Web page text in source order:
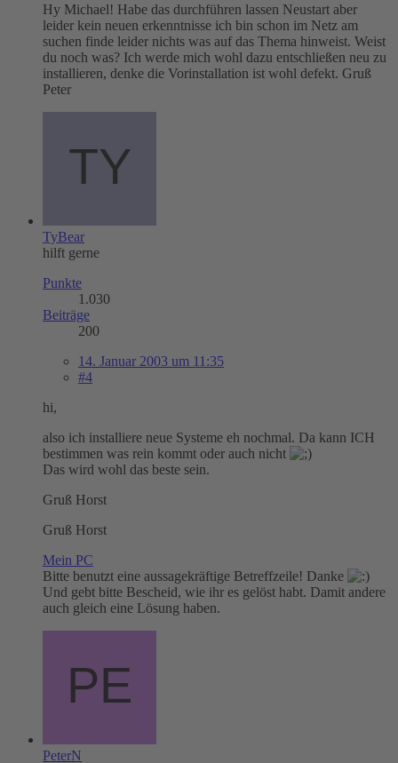
Hy Michael! Habe das durchführen lassen Neustart aber
leider kein neuen erkenntnisse ich bin schon im Netz am
suchen finde leider nichts was auf das Thema hinweist. Weist
du noch was? Ich werde mich wohl dazu entschließen neu zu
installieren, denke die Vorinstallation ist wohl defekt. Gruß
Peter
TyBear
hilft gerne
Punkte
1.030
Beiträge
200
14. Januar 2003 um 11:35
#4
hi,
also ich installiere neue Systeme eh nochmal. Da kann ICH
bestimmen was rein kommt oder auch nicht
Das wird wohl das beste sein.
Gruß Horst
Gruß Horst
Mein PC
Bitte benutzt eine aussagekräftige Betreffzeile! Danke
Und gebt bitte Bescheid, wie ihr es gelöst habt. Damit andere
auch gleich eine Lösung haben.
PeterN